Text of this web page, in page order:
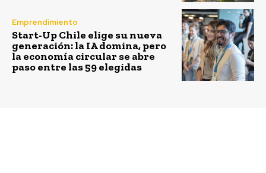
Emprendimiento
Start-Up Chile elige su nueva
generación: la IA domina, pero
la economía circular se abre
paso entre las 59 elegidas